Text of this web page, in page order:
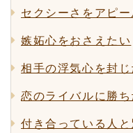
セクシーさをアピ
嫉妬心をおさえたい
相手の浮気心を封
恋のライバルに勝
付き合っている人